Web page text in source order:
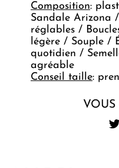
Composition:
Sandale Arizona
réglables /
légère / Souple /
quotidien /
agréable
Conseil taille: